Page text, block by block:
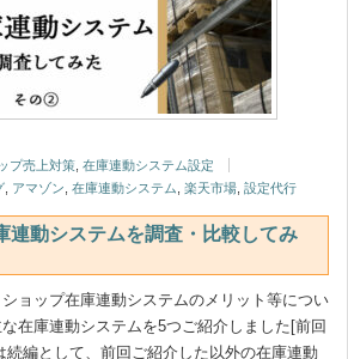
プ売上対策 在庫連動システム設定
アマゾン 在庫連動システム 楽天市場 設定代行
連動システムを調査・比較してみ
ョップ在庫連動システムのメリット等につい
在庫連動システムを5つご紹介しました[前回
編として、前回ご紹介した以外の在庫連動